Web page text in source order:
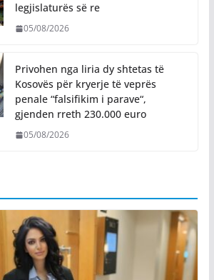
legjislaturës së re
05/08/2026
Privohen nga liria dy shtetas të
Kosovës për kryerje të veprës
penale “falsifikim i parave“,
gjenden rreth 230.000 euro
05/08/2026